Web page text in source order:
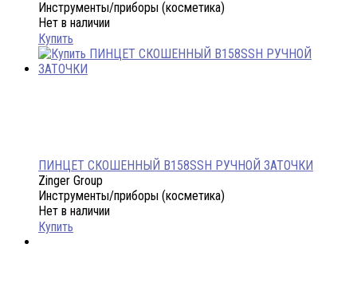
Инструменты/приборы (косметика)
Нет в наличии
Купить
ПИНЦЕТ СКОШЕННЫЙ В158SSH РУЧНОЙ ЗАТОЧКИ
Zinger Group
Инструменты/приборы (косметика)
Нет в наличии
Купить